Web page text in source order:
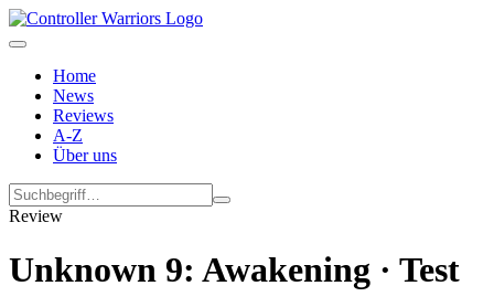
Home
News
Reviews
A-Z
Über uns
Review
Unknown 9: Awakening · Test